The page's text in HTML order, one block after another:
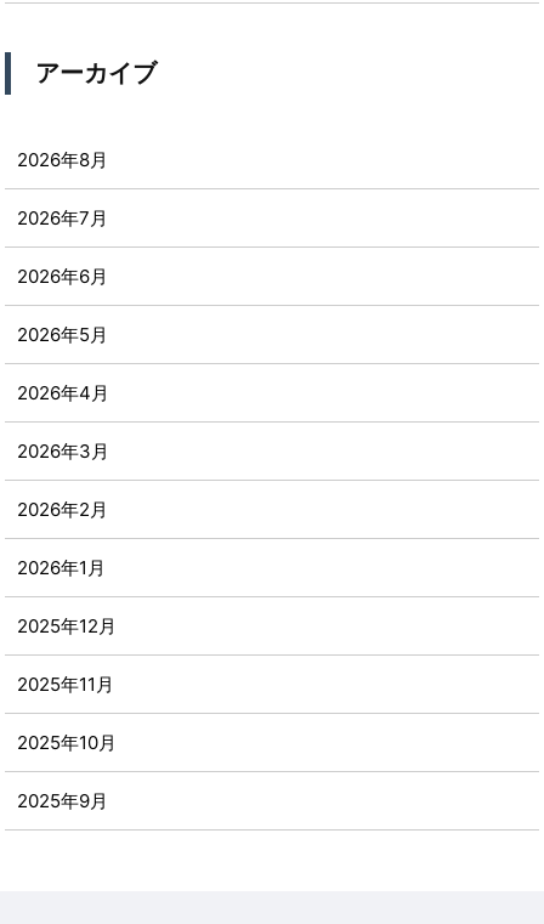
アーカイブ
2026年8月
2026年7月
2026年6月
2026年5月
2026年4月
2026年3月
2026年2月
2026年1月
2025年12月
2025年11月
2025年10月
2025年9月